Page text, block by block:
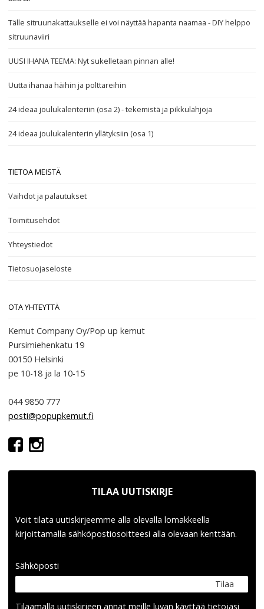
Tälle sitruunakattaukselle ei voi näyttää hapanta naamaa - DIY helppo
sitruunaviiri
UUSI IHANA TEEMA: Nyt sukelletaan pinnan alle!
Uutta ihanaa häihin ja polttareihin
24 ideaa joulukalenteriin (osa 2) - tekemistä ja pikkulahjoja
24 ideaa joulukalenterin yllätyksiin (osa 1)
TIETOA MEISTÄ
Vaihdot ja palautukset
Toimitusehdot
Yhteystiedot
Tietosuojaseloste
OTA YHTEYTTÄ
Kemut Company Oy/Pop up kemut
Pursimiehenkatu 19
00150 Helsinki
pe 10-18 ja la 10-15
044 9850 777
posti@popupkemut.fi
TILAA UUTISKIRJE
Voit tilata uutiskirjeemme alla olevalla lomakkeella
kirjoittamalla sähköpostiosoitteesi alla olevaan kenttään.
Sähköposti
Tilaa
Tilaamalla uutis­kirjeen annat meille luvan käyttää tietojasi